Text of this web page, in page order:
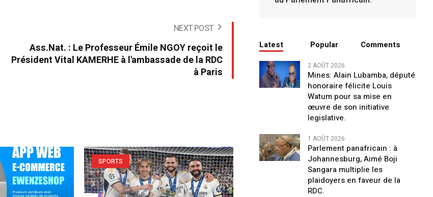
NEXT POST
Ass.Nat. : Le Professeur Émile NGOY reçoit le
Président Vital KAMERHE à l'ambassade de la RDC
à Paris
SPORTS
Latest Popular Comments
2 AOÛT 2026
Mines: Alain Lubamba, député
honoraire félicite Louis
Watum pour sa mise en
œuvre de son initiative
legislative.
1 AOÛT 2026
Parlement panafricain : à
Johannesburg, Aimé Boji
Sangara multiplie les
plaidoyers en faveur de la
RDC.